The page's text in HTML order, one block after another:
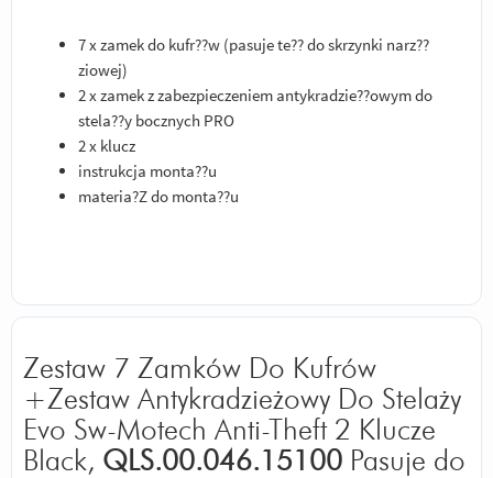
7 x zamek do kufr??w (pasuje te?? do skrzynki narz??
ziowej)
2 x zamek z zabezpieczeniem antykradzie??owym do
stela??y bocznych PRO
2 x klucz
instrukcja monta??u
materia?Z do monta??u
Zestaw 7 Zamków Do Kufrów
+Zestaw Antykradzieżowy Do Stelaży
Evo Sw-Motech Anti-Theft 2 Klucze
Black, QLS.00.046.15100 Pasuje do